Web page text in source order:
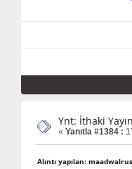
Ynt: İthaki
« Yanıtla #1384 :
Alıntı yapılan: